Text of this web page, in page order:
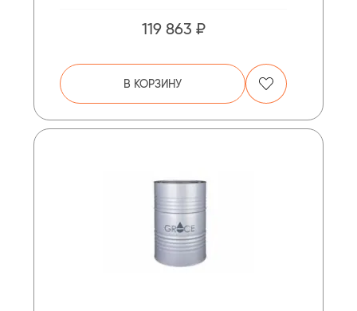
119 863 ₽
В КОРЗИНУ